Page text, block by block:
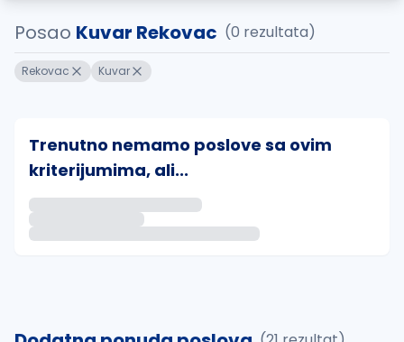
Posao Kuvar Rekovac (0 rezultata)
Rekovac Kuvar
Trenutno nemamo poslove sa ovim
kriterijumima, ali...